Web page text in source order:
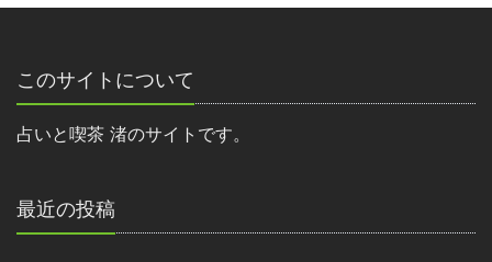
このサイトについて
占いと喫茶 渚のサイトです。
最近の投稿